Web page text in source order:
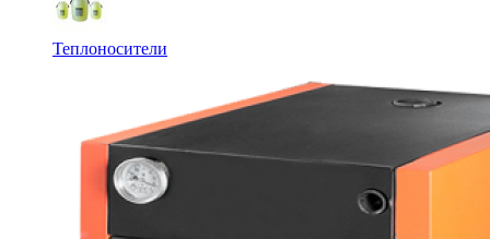
Теплоносители